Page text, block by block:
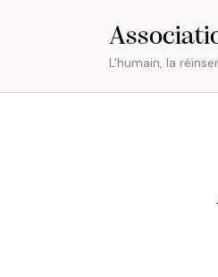
L'humain, la